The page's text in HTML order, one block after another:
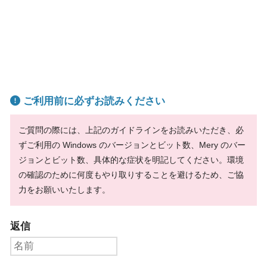
ご利用前に必ずお読みください
ご質問の際には、上記のガイドラインをお読みいただき、必
ずご利用の Windows のバージョンとビット数、Mery のバー
ジョンとビット数、具体的な症状を明記してください。環境
の確認のために何度もやり取りすることを避けるため、ご協
力をお願いいたします。
返信